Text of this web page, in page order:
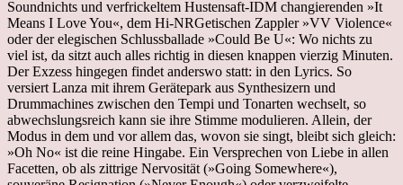
Soundnichts und verfrickeltem Hustensaft-IDM changierenden »It
Means I Love You«, dem Hi-NRGetischen Zappler »VV Violence«
oder der elegischen Schlussballade »Could Be U«: Wo nichts zu
viel ist, da sitzt auch alles richtig in diesen knappen vierzig Minuten.
Der Exzess hingegen findet anderswo statt: in den Lyrics. So
versiert Lanza mit ihrem Gerätepark aus Synthesizern und
Drummachines zwischen den Tempi und Tonarten wechselt, so
abwechslungsreich kann sie ihre Stimme modulieren. Allein, der
Modus in dem und vor allem das, wovon sie singt, bleibt sich gleich:
»Oh No« ist die reine Hingabe. Ein Versprechen von Liebe in allen
Facetten, ob als zittrige Nervosität (»Going Somewhere«),